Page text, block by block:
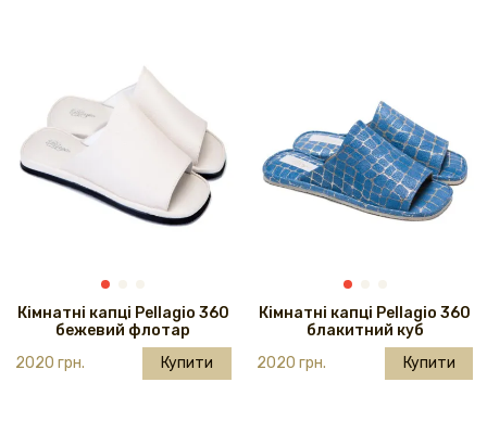
Кімнатні капці Pellagio 360
бежевий флотар
2020 грн.
Купити
Кімнатні капці Pellagio 360
блакитний куб
2020 грн.
Купити